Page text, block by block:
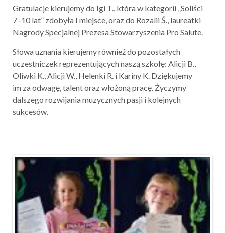
Gratulacje kierujemy do Igi T., która w kategorii „Soliści
7–10 lat” zdobyła I miejsce, oraz do Rozalii Ś., laureatki
Nagrody Specjalnej Prezesa Stowarzyszenia Pro Salute.
Słowa uznania kierujemy również do pozostałych
uczestniczek reprezentujących naszą szkołę: Alicji B.,
Oliwki K., Alicji W., Helenki R. i Kariny K. Dziękujemy
im za odwagę, talent oraz włożoną pracę. Życzymy
dalszego rozwijania muzycznych pasji i kolejnych
sukcesów.